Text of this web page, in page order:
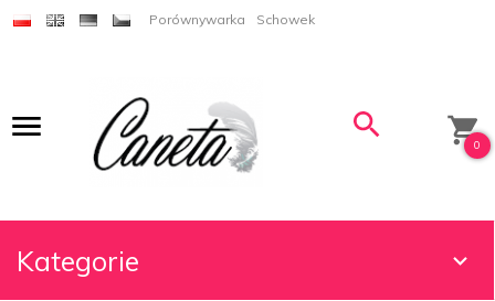
Porównywarka Schowek
0
Kategorie